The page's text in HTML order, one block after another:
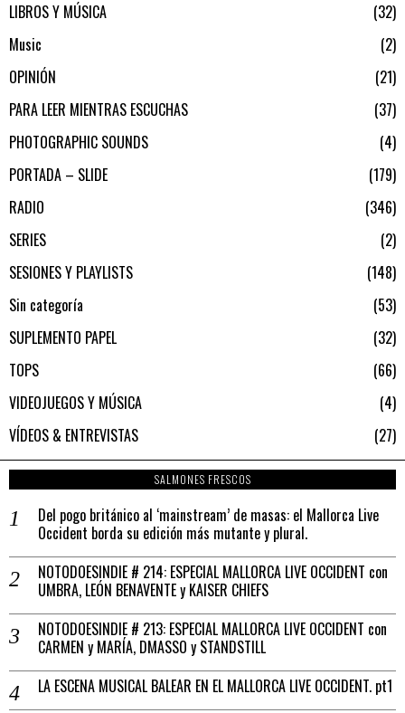
LIBROS Y MÚSICA
32
Music
2
OPINIÓN
21
PARA LEER MIENTRAS ESCUCHAS
37
PHOTOGRAPHIC SOUNDS
4
PORTADA – SLIDE
179
RADIO
346
SERIES
2
SESIONES Y PLAYLISTS
148
Sin categoría
53
SUPLEMENTO PAPEL
32
TOPS
66
VIDEOJUEGOS Y MÚSICA
4
VÍDEOS & ENTREVISTAS
27
SALMONES FRESCOS
Del pogo británico al ‘mainstream’ de masas: el Mallorca Live
Occident borda su edición más mutante y plural.
NOTODOESINDIE # 214: ESPECIAL MALLORCA LIVE OCCIDENT con
UMBRA, LEÓN BENAVENTE y KAISER CHIEFS
NOTODOESINDIE # 213: ESPECIAL MALLORCA LIVE OCCIDENT con
CARMEN y MARÍA, DMASSO y STANDSTILL
LA ESCENA MUSICAL BALEAR EN EL MALLORCA LIVE OCCIDENT. pt1